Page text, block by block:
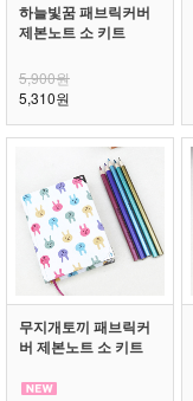
하늘빛꿈 패브릭커버
제본노트 소 키트
5,900원
5,310원
무지개토끼 패브릭커
버 제본노트 소 키트